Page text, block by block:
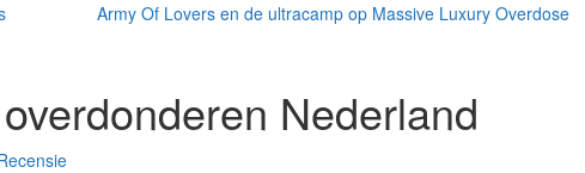
Army Of Lovers en de ultracamp op Massive Luxury Overdose
Nederland